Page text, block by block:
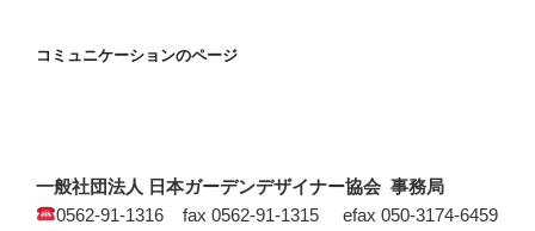
コミュニケーションのページ
一般社団法人 日本ガーデンデザイナー協会 事務局
0562-91-1316 fax 0562-91-1315 efax 050-3174-6459